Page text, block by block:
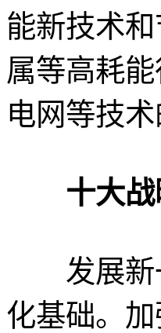
能新技术
属等高耗
电网等技术
十大战
发展新一
化基础。